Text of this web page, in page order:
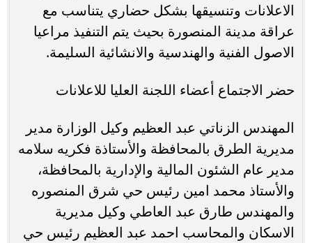
الاعلانات وتنسيقها بشكل حضاري يتناسب مع
عراقة مدينة المنصورة بحيث يتم التنفيذ مراعيا
الاصول الفنية والهندسية والانشائية السليمة.
حضر الاجتماع أعضاء اللجنة العليا للاعلانات
المهندس الزناتي عبد العظيم وكيل الوزارة مدير
مديرية الطرق بالمحافظة والأستاذة فكريه سلامه
مدير عام الشئون المالية والإدارية بالمحافظة،
والأستاذ محمد امين رئيس حي شرق المنصوره
والمهندس طارق عبد العاطي وكيل مديرية
الاسكان والمحاسب احمد عبد العظيم رئيس حي